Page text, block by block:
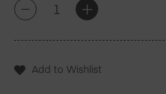
-
quantité
Set
+
Add to Wishlist